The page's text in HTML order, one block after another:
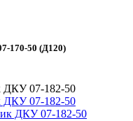
170-50 (Д120)
ДКУ 07-182-50
ДКУ 07-182-50